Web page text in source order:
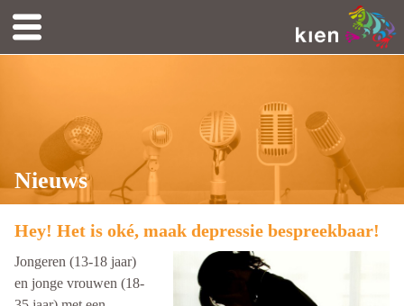
Nieuws
Hey! Het is oké, maak depressie bespreekbaar!
Jongeren (13-18 jaar)
en jonge vrouwen (18-